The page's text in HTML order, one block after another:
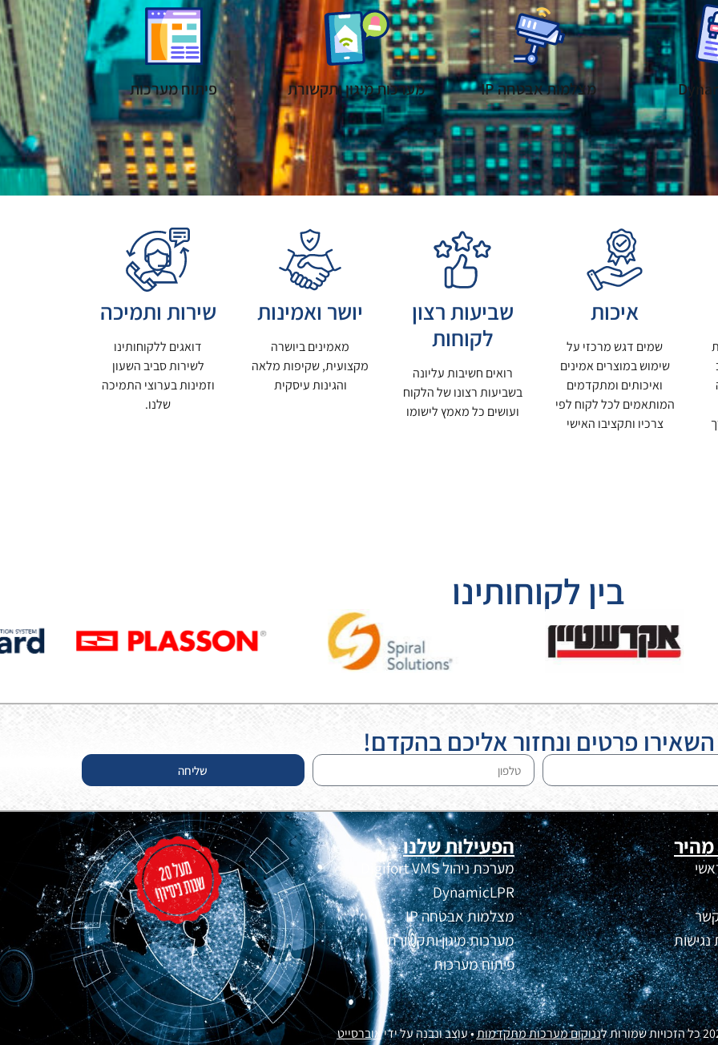
מצלמות אבטחה IP מערכות מיגון ותקשורת פיתוח מערכות
איכות
שמים דגש מרכזי על
שימוש במוצרים אמינים
ואיכותים ומתקדמים
המותאמים לכל לקוח לפי
צרכיו ותקציבו האישי
שביעות רצון
לקוחות
רואים חשיבות עליונה
בשביעות רצונו של הלקוח
ועושים כל מאמץ לישומו
יושר ואמינות
מאמינים ביושרה
מקצועית, שקיפות מלאה
והגינות עיסקית
שירות ותמיכה
דואגים ללקוחותינו
לשירות סביב השעון
וזמינות בערוצי התמיכה
שלנו.
בין לקוחותינו
השאירו פרטים ונחזור אליכם בהקדם!
שליחה
מהיר הפעילות שלנו
מערכת ניהול Digifort VMS
DynamicLPR
מצלמות אבטחה IP
מערכות מיגון ותקשורת
פיתוח מערכות
ננוקום מערכות מתקדמות• עוצב ונבנה על ידיאוברסייט